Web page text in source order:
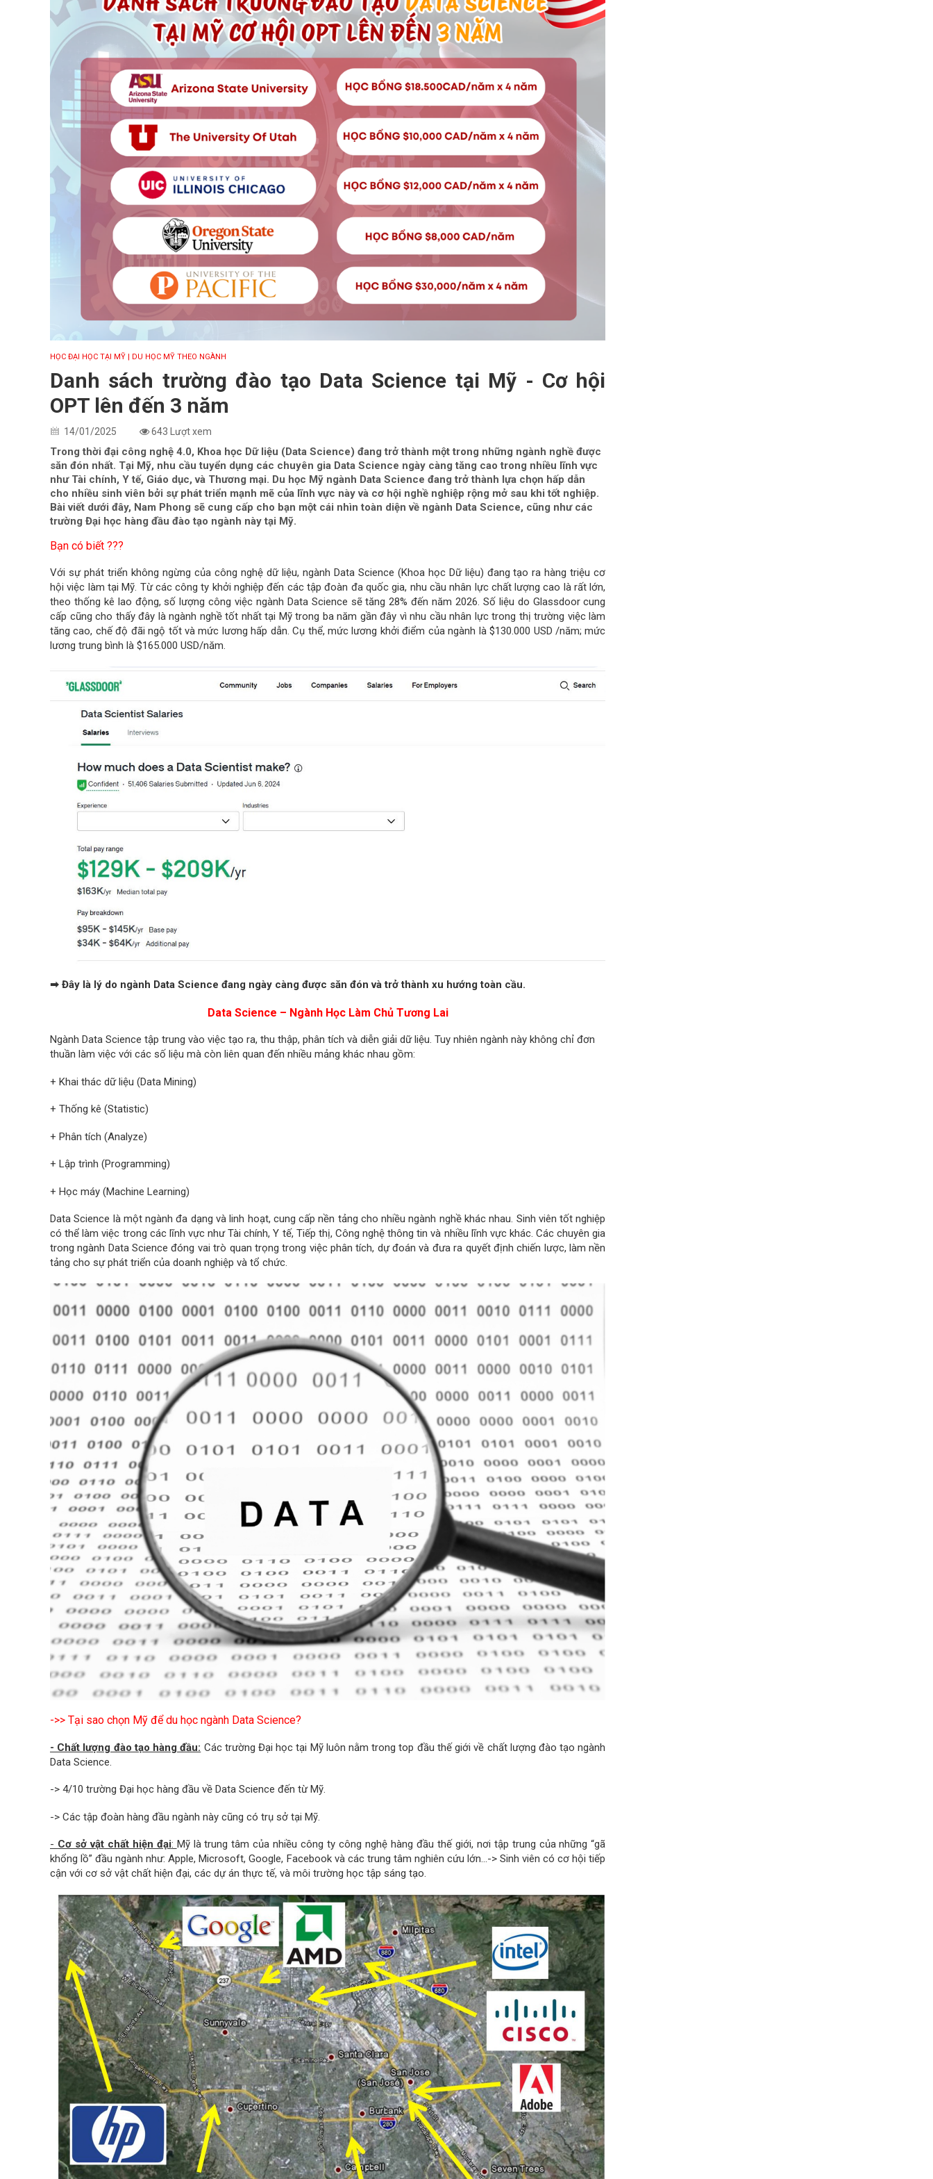
HỌC ĐẠI HỌC TẠI MỸ | DU HỌC MỸ THEO NGÀNH
Danh sách trường đào tạo Data Science tại Mỹ - Cơ hội
OPT lên đến 3 năm
14/01/2025 643 Lượt xem
Trong thời đại công nghệ 4.0, Khoa học Dữ liệu (Data Science) đang trở thành một trong những ngành nghề được
săn đón nhất. Tại Mỹ, nhu cầu tuyển dụng các chuyên gia Data Science ngày càng tăng cao trong nhiều lĩnh vực
như Tài chính, Y tế, Giáo dục, và Thương mại. Du học Mỹ ngành Data Science đang trở thành lựa chọn hấp dẫn
cho nhiều sinh viên bởi sự phát triển mạnh mẽ của lĩnh vực này và cơ hội nghề nghiệp rộng mở sau khi tốt nghiệp.
Bài viết dưới đây, Nam Phong sẽ cung cấp cho bạn một cái nhìn toàn diện về ngành Data Science, cũng như các
trường Đại học hàng đầu đào tạo ngành này tại Mỹ.
Bạn có biết ???
Với sự phát triển không ngừng của công nghệ dữ liệu, ngành Data Science (Khoa học Dữ liệu) đang tạo ra hàng triệu cơ
hội việc làm tại Mỹ. Từ các công ty khởi nghiệp đến các tập đoàn đa quốc gia, nhu cầu nhân lực chất lượng cao là rất lớn,
theo thống kê lao động, số lượng công việc ngành Data Science sẽ tăng 28% đến năm 2026. Số liệu do Glassdoor cung
cấp cũng cho thấy đây là ngành nghề tốt nhất tại Mỹ trong ba năm gần đây vì nhu cầu nhân lực trong thị trường việc làm
tăng cao, chế độ đãi ngộ tốt và mức lương hấp dẫn. Cụ thể, mức lương khởi điểm của ngành là $130.000 USD /năm; mức
lương trung bình là $165.000 USD/năm.
➡ Đây là lý do ngành Data Science đang ngày càng được săn đón và trở thành xu hướng toàn cầu.
Data Science – Ngành Học Làm Chủ Tương Lai
Ngành Data Science tập trung vào việc tạo ra, thu thập, phân tích và diễn giải dữ liệu. Tuy nhiên ngành này không chỉ đơn
thuần làm việc với các số liệu mà còn liên quan đến nhiều mảng khác nhau gồm:
+ Khai thác dữ liệu (Data Mining)
+ Thống kê (Statistic)
+ Phân tích (Analyze)
+ Lập trình (Programming)
+ Học máy (Machine Learning)
Data Science là một ngành đa dạng và linh hoạt, cung cấp nền tảng cho nhiều ngành nghề khác nhau. Sinh viên tốt nghiệp
có thể làm việc trong các lĩnh vực như Tài chính, Y tế, Tiếp thị, Công nghệ thông tin và nhiều lĩnh vực khác. Các chuyên gia
trong ngành Data Science đóng vai trò quan trọng trong việc phân tích, dự đoán và đưa ra quyết định chiến lược, làm nền
tảng cho sự phát triển của doanh nghiệp và tổ chức.
->> Tại sao chọn Mỹ để du học ngành Data Science?
- Chất lượng đào tạo hàng đầu: Các trường Đại học tại Mỹ luôn nằm trong top đầu thế giới về chất lượng đào tạo ngành
Data Science.
-> 4/10 trường Đại học hàng đầu về Data Science đến từ Mỹ.
-> Các tập đoàn hàng đầu ngành này cũng có trụ sở tại Mỹ.
- Cơ sở vật chất hiện đại: Mỹ là trung tâm của nhiều công ty công nghệ hàng đầu thế giới, nơi tập trung của những “gã
khổng lồ” đầu ngành như: Apple, Microsoft, Google, Facebook và các trung tâm nghiên cứu lớn…-> Sinh viên có cơ hội tiếp
cận với cơ sở vật chất hiện đại, các dự án thực tế, và môi trường học tập sáng tạo.